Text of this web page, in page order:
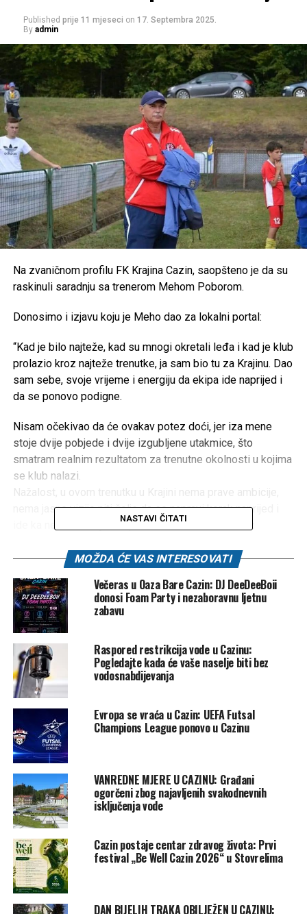
Published prije 11 mjeseci on 17. Septembra 2025.
By admin
Na zvaničnom profilu FK Krajina Cazin, saopšteno je da su
raskinuli saradnju sa trenerom Mehom Poborom.
Donosimo i izjavu koju je Meho dao za lokalni portal:
“Kad je bilo najteže, kad su mnogi okretali leđa i kad je klub
prolazio kroz najteže trenutke, ja sam bio tu za Krajinu. Dao
sam sebe, svoje vrijeme i energiju da ekipa ide naprijed i
da se ponovo podigne.
Nisam očekivao da će ovakav potez doći, jer iza mene
stoje dvije pobjede i dvije izgubljene utakmice, što
smatram realnim rezultatom za trenutne okolnosti u kojima
se klub nalazi.
Nažalost, u ovom trenutku u Krajini nema prave ambicije,
nema jasne vizije niti želje da se napravi korak naprijed i
ide ka nečemu boljem. Uprava mora shvatiti da bez
rezultata. Ja sam dao sve od sebe i stajao uz ekipu, a na
Krajina zaslužuje mnogo više, zaslužuje stabilnost, plan i
ljude koji će znati da je vode naprijed. Bez obzira na sve,
uvijek ću ostati prijatelj ovog kluba i nadam se da će doći
vrhu.”
Meho je inače bio
Trener seniorskog tima FK Krajina
s ciljem da klub vrati na zasluženo mjesto na fudbalskoj
mapi.
Nedavno je bio
plasirali među 4 najbolje ekipe u Federaciji BiH.
Bio je aktivno uključen u Školu nogometa “Zvijezda”
Sportskom centru Midž-Hit, gdje je trenirao djecu uzrasta
7–13 godina i radio na razvoju lokalnih talenata.
Na osnovu reakcija na socijalnim mrežama vidimo da su
cazinjani ogorčeni ovom odlukom uprave FK Krajina Cazin i
jasno izražavaju revolt i nezadovoljstvo.
NASTAVI ČITATI
MOŽDA ĆE VAS INTERESOVATI
Večeras u Oaza Bare Cazin: DJ DeeDeeBoii
donosi Foam Party i nezaboravnu ljetnu
zabavu
Raspored restrikcija vode u Cazinu:
Pogledajte kada će vaše naselje biti bez
vodosnabdijevanja
Evropa se vraća u Cazin: UEFA Futsal
Champions League ponovo u Cazinu
VANREDNE MJERE U CAZINU: Građani
ogorčeni zbog najavljenih svakodnevnih
isključenja vode
Cazin postaje centar zdravog života: Prvi
festival „Be Well Cazin 2026“ u Stovrelima
DAN BIJELIH TRAKA OBILJEŽEN U CAZINU: